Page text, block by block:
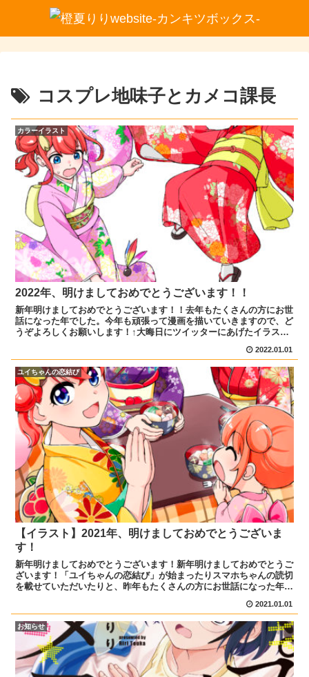
コスプレ地味子とカメコ課長
カラーイラスト
2022年、明けましておめでとうございます！！
新年明けましておめでとうございます！！去年もたくさんの方にお世
話になった年でした。今年も頑張って漫画を描いていきますので、ど
うぞよろしくお願いします！↑大晦日にツイッターにあげたイラスト
2022.01.01
ユイちゃんの恋結び
【イラスト】2021年、明けましておめでとうございま
す！
新年明けましておめでとうございます！新年明けましておめでとうご
ざいます！「ユイちゃんの恋結び」が始まったりスマホちゃんの読切
を載せていただいたりと、昨年もたくさんの方にお世話になった年で
2021.01.01
お知らせ